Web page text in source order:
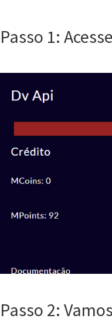
Passo 1:
Passo 2: